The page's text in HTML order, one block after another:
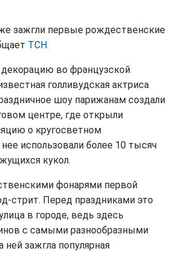
зажгли первые рождественские
ТСН.
во французской
голливудская актриса
шоу парижанам создали
центре, где открыли
о кругосветном
использовали более 10 тысяч
кукол.
фонарями первой
стрит. Перед праздниками это
в городе, ведь здесь
с самыми разнообразными
ней зажгла популярная